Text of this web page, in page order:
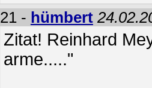
21 - hümbert
Zitat! Reinhard
arme....."